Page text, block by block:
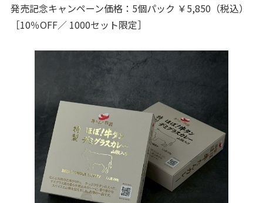
発売記念キャンペーン価格：5個パック ￥5,850（税込）
［10％OFF／ 1000セット限定］